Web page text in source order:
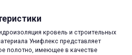
кровель и строительных
Унифлекс представляет
полотно, имеющее в качестве